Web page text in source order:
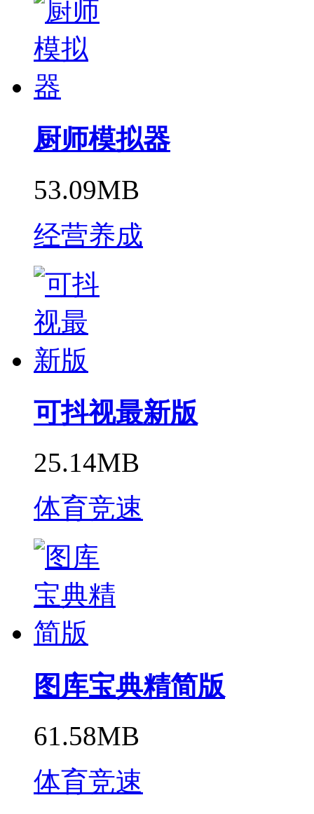
厨师模拟器
53.09MB
经营养成
可抖视最新版
25.14MB
体育竞速
图库宝典精简版
61.58MB
体育竞速